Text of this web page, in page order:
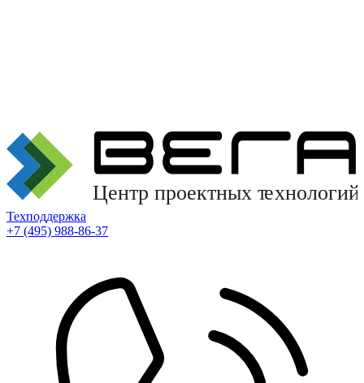
Техподдержка
+7 (495) 988-86-37